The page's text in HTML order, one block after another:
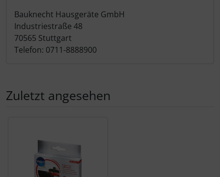
Bauknecht Hausgeräte GmbH
Industriestraße 48
70565 Stuttgart
Telefon: 0711-8888900
Zuletzt angesehen